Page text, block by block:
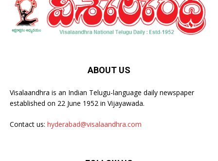
ABOUT US
Visalaandhra is an Indian Telugu-language daily newspaper
established on 22 June 1952 in Vijayawada.
Contact us: hyderabad@visalaandhra.com